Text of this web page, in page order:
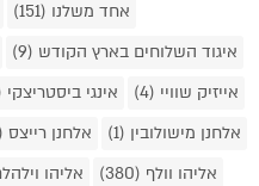
אחד משלנו (151)
איגוד השלוחים בארץ הקודש (9)
אייזיק שוויי (4)
אינגי ביסטריצקי
אלחנן מישולובין (1)
אלחנן רייצס
אליהו וולף (380)
אליהו וילהלם